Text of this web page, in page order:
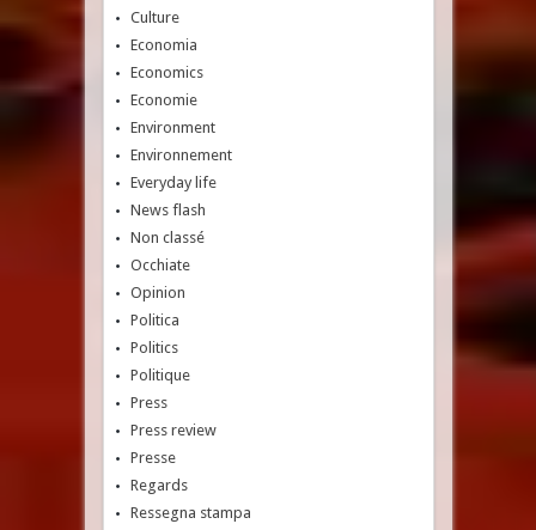
Culture
Economia
Economics
Economie
Environment
Environnement
Everyday life
News flash
Non classé
Occhiate
Opinion
Politica
Politics
Politique
Press
Press review
Presse
Regards
Ressegna stampa